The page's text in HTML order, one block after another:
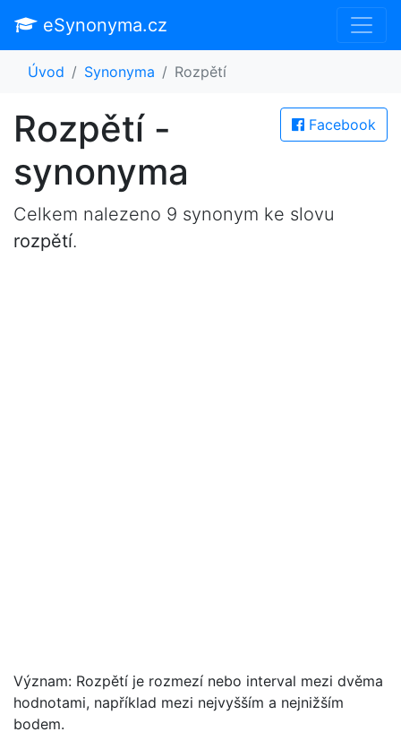
eSynonyma.cz
Úvod Synonyma Rozpětí
Facebook
Rozpětí -
synonyma
Celkem nalezeno 9 synonym ke slovu
rozpětí.
Význam: Rozpětí je rozmezí nebo interval mezi dvěma
hodnotami, například mezi nejvyšším a nejnižším
bodem.